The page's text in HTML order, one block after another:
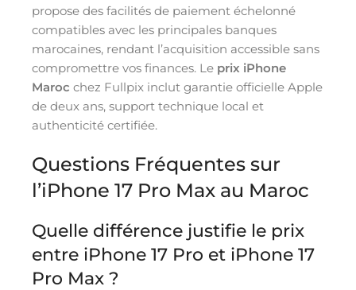
propose des facilités de paiement échelonné
compatibles avec les principales banques
marocaines, rendant l’acquisition accessible sans
compromettre vos finances. Le prix iPhone
Maroc chez Fullpix inclut garantie officielle Apple
de deux ans, support technique local et
authenticité certifiée.
Questions Fréquentes sur
l’iPhone 17 Pro Max au Maroc
Quelle différence justifie le prix
entre iPhone 17 Pro et iPhone 17
Pro Max ?